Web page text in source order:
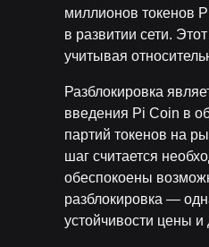
миллионов токенов
в развитии сети.
учитывая
Разблокировка
введения Pi Coin в
партий токенов на
шаг считается
обеспокоены
разблокировка —
устойчивости цены и